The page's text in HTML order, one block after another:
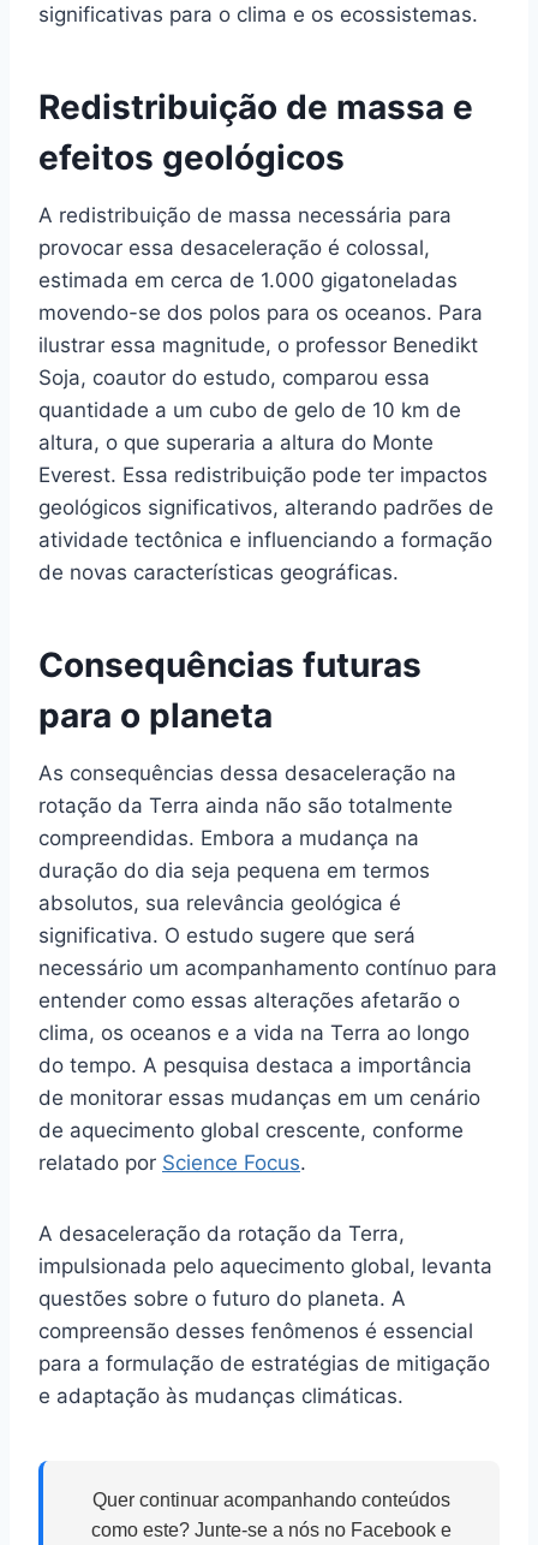
significativas para o clima e os ecossistemas.
Redistribuição de massa e
efeitos geológicos
A redistribuição de massa necessária para
provocar essa desaceleração é colossal,
estimada em cerca de 1.000 gigatoneladas
movendo-se dos polos para os oceanos. Para
ilustrar essa magnitude, o professor Benedikt
Soja, coautor do estudo, comparou essa
quantidade a um cubo de gelo de 10 km de
altura, o que superaria a altura do Monte
Everest. Essa redistribuição pode ter impactos
geológicos significativos, alterando padrões de
atividade tectônica e influenciando a formação
de novas características geográficas.
Consequências futuras
para o planeta
As consequências dessa desaceleração na
rotação da Terra ainda não são totalmente
compreendidas. Embora a mudança na
duração do dia seja pequena em termos
absolutos, sua relevância geológica é
significativa. O estudo sugere que será
necessário um acompanhamento contínuo para
entender como essas alterações afetarão o
clima, os oceanos e a vida na Terra ao longo
do tempo. A pesquisa destaca a importância
de monitorar essas mudanças em um cenário
de aquecimento global crescente, conforme
relatado por Science Focus.
A desaceleração da rotação da Terra,
impulsionada pelo aquecimento global, levanta
questões sobre o futuro do planeta. A
compreensão desses fenômenos é essencial
para a formulação de estratégias de mitigação
e adaptação às mudanças climáticas.
Quer continuar acompanhando conteúdos
como este? Junte-se a nós no Facebook e